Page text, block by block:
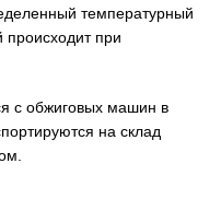
температурный
при
с обжиговых машин в
на склад